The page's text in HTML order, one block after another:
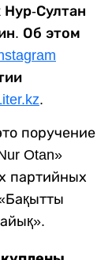
Султан
Об этом
.
поручение
Otan»
партийных